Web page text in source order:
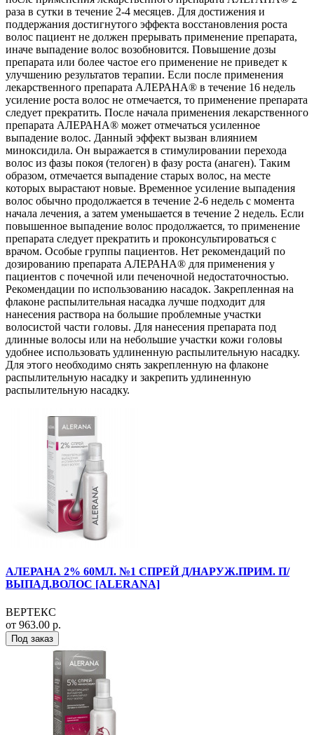
раза в сутки в течение 2-4 месяцев. Для достижения и
поддержания достигнутого эффекта восстановления роста
волос пациент не должен прерывать применение препарата,
иначе выпадение волос возобновится. Повышение дозы
препарата или более частое его применение не приведет к
улучшению результатов терапии. Если после применения
лекарственного препарата АЛЕРАНА® в течение 16 недель
усиление роста волос не отмечается, то применение препарата
следует прекратить. После начала применения лекарственного
препарата АЛЕРАНА® может отмечаться усиленное
выпадение волос. Данный эффект вызван влиянием
миноксидила. Он выражается в стимулировании перехода
волос из фазы покоя (телоген) в фазу роста (анаген). Таким
образом, отмечается выпадение старых волос, на месте
которых вырастают новые. Временное усиление выпадения
волос обычно продолжается в течение 2-6 недель с момента
начала лечения, а затем уменьшается в течение 2 недель. Если
повышенное выпадение волос продолжается, то применение
препарата следует прекратить и проконсультироваться с
врачом. Особые группы пациентов. Нет рекомендаций по
дозированию препарата АЛЕРАНА® для применения у
пациентов с почечной или печеночной недостаточностью.
Рекомендации по использованию насадок. Закрепленная на
флаконе распылительная насадка лучше подходит для
нанесения раствора на большие проблемные участки
волосистой части головы. Для нанесения препарата под
длинные волосы или на небольшие участки кожи головы
удобнее использовать удлиненную распылительную насадку.
Для этого необходимо снять закрепленную на флаконе
распылительную насадку и закрепить удлиненную
распылительную насадку.
АЛЕРАНА 2% 60МЛ. №1 СПРЕЙ Д/НАРУЖ.ПРИМ. П/
ВЫПАД.ВОЛОС [ALERANA]
ВЕРТЕКС
от 963.00 р.
Под заказ